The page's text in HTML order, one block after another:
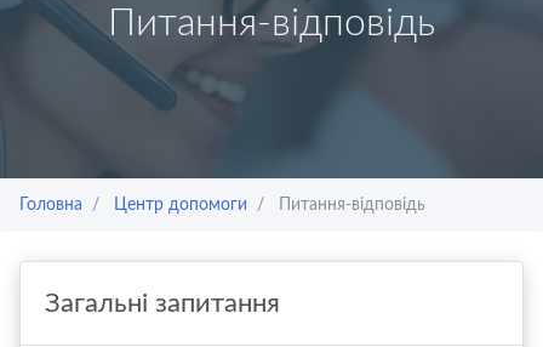
Питання-відповідь
Головна Центр допомоги Питання-відповідь
Загальні запитання